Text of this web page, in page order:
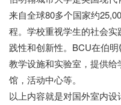
来自全球80多个国家约
程。学校重视学生的社会
践性和创新性。BCU在伯
教学设施和实验室，提供
馆，活动中心等。
以上内容就是对国外室内